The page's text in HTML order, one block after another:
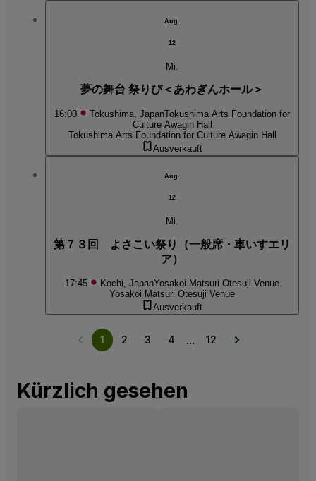
Aug.
12
Mi.
夢の舞台 祭りび＜あわぎんホール＞
16:00 Tokushima, JapanTokushima Arts Foundation for
Culture Awagin Hall
Tokushima Arts Foundation for Culture Awagin Hall
Ausverkauft
Aug.
12
Mi.
第７３回 よさこい祭り（一般席・車いすエリ
ア）
17:45 Kochi, JapanYosakoi Matsuri Otesuji Venue
Yosakoi Matsuri Otesuji Venue
Ausverkauft
1 2 3 4 ... 12
Kürzlich gesehen